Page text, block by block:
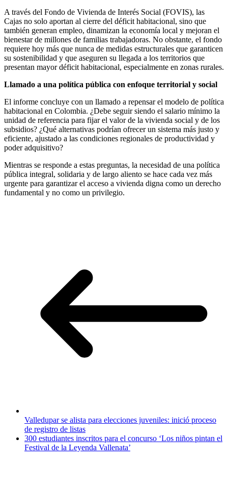
A través del Fondo de Vivienda de Interés Social (FOVIS), las
Cajas no solo aportan al cierre del déficit habitacional, sino que
también generan empleo, dinamizan la economía local y mejoran el
bienestar de millones de familias trabajadoras. No obstante, el fondo
requiere hoy más que nunca de medidas estructurales que garanticen
su sostenibilidad y que aseguren su llegada a los territorios que
presentan mayor déficit habitacional, especialmente en zonas rurales.
Llamado a una política pública con enfoque territorial y social
El informe concluye con un llamado a repensar el modelo de política
habitacional en Colombia. ¿Debe seguir siendo el salario mínimo la
unidad de referencia para fijar el valor de la vivienda social y de los
subsidios? ¿Qué alternativas podrían ofrecer un sistema más justo y
eficiente, ajustado a las condiciones regionales de productividad y
poder adquisitivo?
Mientras se responde a estas preguntas, la necesidad de una política
pública integral, solidaria y de largo aliento se hace cada vez más
urgente para garantizar el acceso a vivienda digna como un derecho
fundamental y no como un privilegio.
Valledupar se alista para elecciones juveniles: inició proceso
de registro de listas
300 estudiantes inscritos para el concurso ‘Los niños pintan el
Festival de la Leyenda Vallenata’